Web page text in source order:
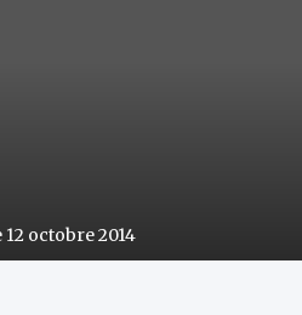
octobre 2014